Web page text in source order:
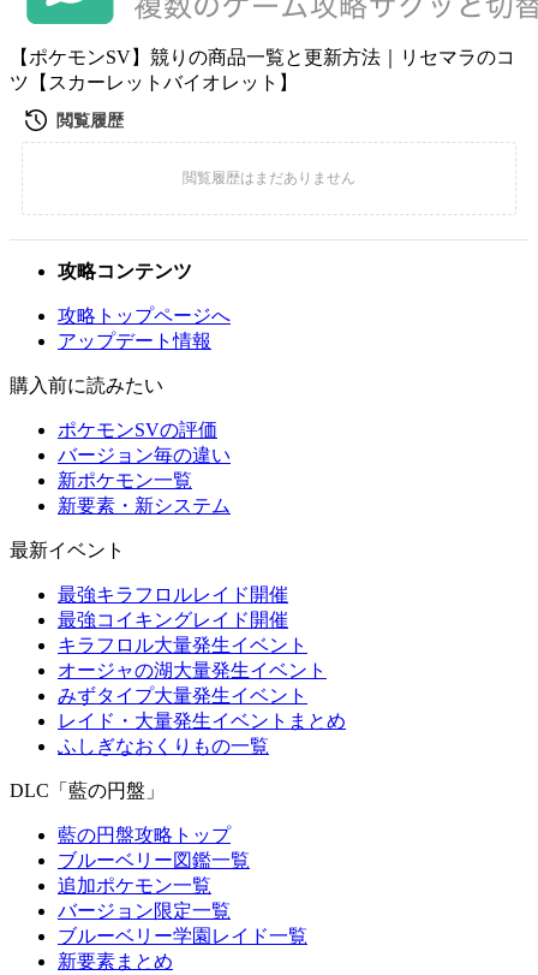
【ポケモンSV】競りの商品一覧と更新方法｜リセマラのコ
ツ【スカーレットバイオレット】
攻略コンテンツ
攻略トップページへ
アップデート情報
購入前に読みたい
ポケモンSVの評価
バージョン毎の違い
新ポケモン一覧
新要素・新システム
最新イベント
最強キラフロルレイド開催
最強コイキングレイド開催
キラフロル大量発生イベント
オージャの湖大量発生イベント
みずタイプ大量発生イベント
レイド・大量発生イベントまとめ
ふしぎなおくりもの一覧
DLC「藍の円盤」
藍の円盤攻略トップ
ブルーベリー図鑑一覧
追加ポケモン一覧
バージョン限定一覧
ブルーベリー学園レイド一覧
新要素まとめ